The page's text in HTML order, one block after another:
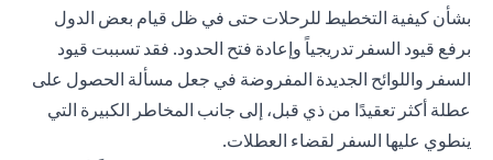
بشأن كيفية التخطيط للرحلات حتى في ظل قيام بعض الدول
برفع قيود السفر تدريجياً وإعادة فتح الحدود. فقد تسببت قيود
السفر واللوائح الجديدة المفروضة في جعل مسألة الحصول على
عطلة أكثر تعقيدًا من ذي قبل، إلى جانب المخاطر الكبيرة التي
ينطوي عليها السفر لقضاء العطلات.